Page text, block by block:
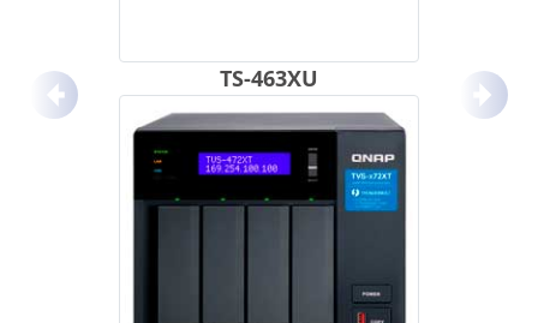
TS-463XU
Anterior